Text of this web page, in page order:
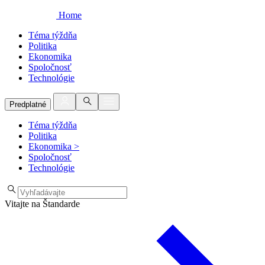
Home
Téma týždňa
Politika
Ekonomika
Spoločnosť
Technológie
Predplatné
Téma týždňa
Politika
Ekonomika >
Spoločnosť
Technológie
Vitajte na Štandarde